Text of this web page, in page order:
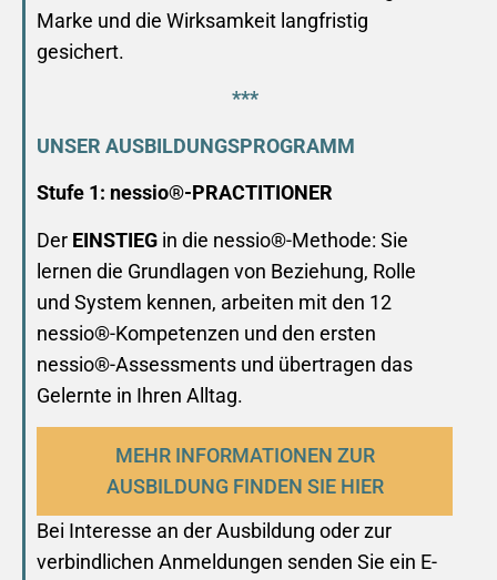
Marke und die Wirksamkeit langfristig
gesichert.
***
UNSER AUSBILDUNGSPROGRAMM
Stufe 1: nessio®-PRACTITIONER
Der EINSTIEG in die nessio®-Methode: Sie
lernen die Grundlagen von Beziehung, Rolle
und System kennen, arbeiten mit den 12
nessio®-Kompetenzen und den ersten
nessio®-Assessments und übertragen das
Gelernte in Ihren Alltag.
MEHR INFORMATIONEN ZUR
AUSBILDUNG FINDEN SIE HIER
Bei Interesse an der Ausbildung oder zur
verbindlichen Anmeldungen senden Sie ein E-